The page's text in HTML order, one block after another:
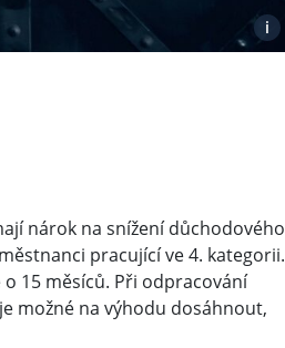
i
nárok na snížení důchodového
pracující ve 4. kategorii.
15 měsíců. Při odpracování
možné na výhodu dosáhnout,